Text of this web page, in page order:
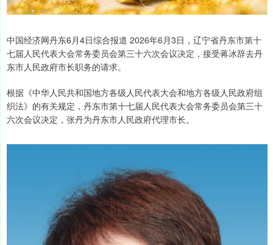
中国经济网丹东6月4日综合报道 2026年6月3日，辽宁省丹东市第十
七届人民代表大会常务委员会第三十六次会议决定，接受蒋冰辞去丹
东市人民政府市长职务的请求。
根据《中华人民共和国地方各级人民代表大会和地方各级人民政府组
织法》的有关规定，丹东市第十七届人民代表大会常务委员会第三十
六次会议决定，张丹为丹东市人民政府代理市长。